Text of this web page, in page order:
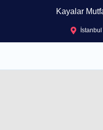
Kayalar
İstanbul